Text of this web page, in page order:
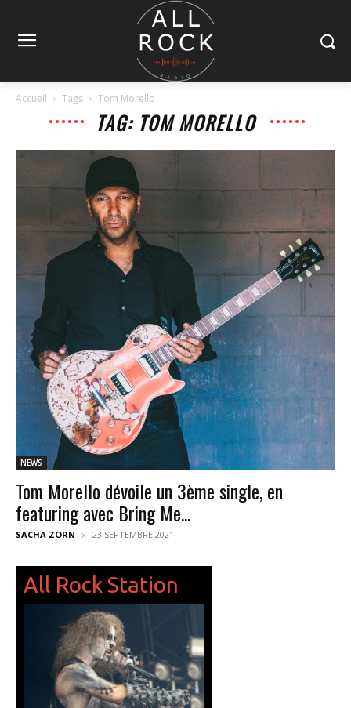
Accueil Tags Tom Morello
TAG: TOM MORELLO
NEWS
Tom Morello dévoile un 3ème single, en
featuring avec Bring Me...
SACHA ZORN 23 SEPTEMBRE 2021